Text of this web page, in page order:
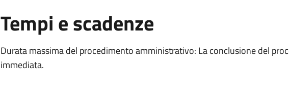
Tempi e scadenze
Durata massima del procedimento amministrativo: La conclusione del
immediata.